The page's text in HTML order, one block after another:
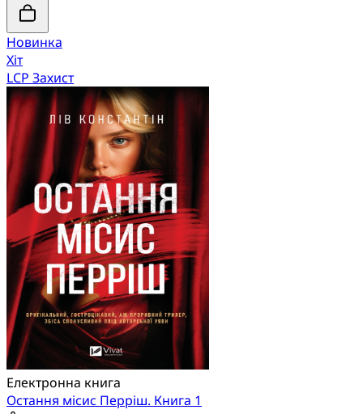
Новинка
Хіт
LCP Захист
Електронна книга
Остання місис Перріш. Книга 1